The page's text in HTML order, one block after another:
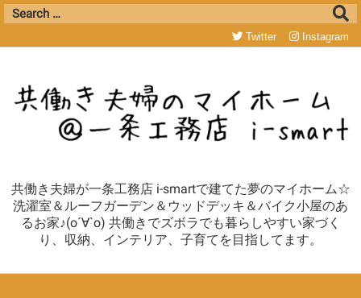
共働き夫婦が一条工務店 i-smartで建てた夢のマイホーム☆
洗濯室＆ルーフガーデン＆ウッドデッキ＆バイク小屋のあ
るお家♪(о´∀`о) 共働きでズボラでも暮らしやすい家づく
り、収納、インテリア、子育てを目指してます。
Twitter Instagram